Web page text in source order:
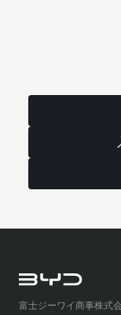
富士ジーワイ商事株式